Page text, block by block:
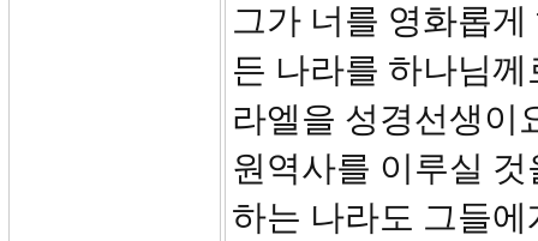
그가 너를 영화롭
든 나라를 하나님
라엘을 성경선생이
원역사를 이루실
하는 나라도 그들